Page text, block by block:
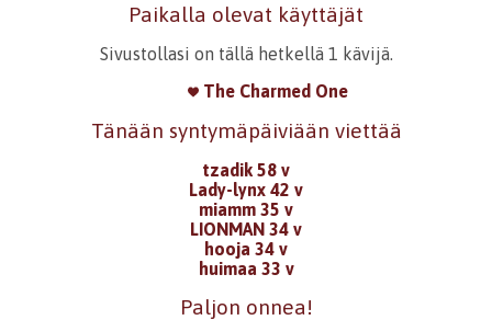
Paikalla olevat käyttäjät
Sivustollasi on tällä hetkellä 1 kävijä.
The Charmed One
Tänään syntymäpäiviään viettää
tzadik 58 v
Lady-lynx 42 v
miamm 35 v
LIONMAN 34 v
hooja 34 v
huimaa 33 v
Paljon onnea!